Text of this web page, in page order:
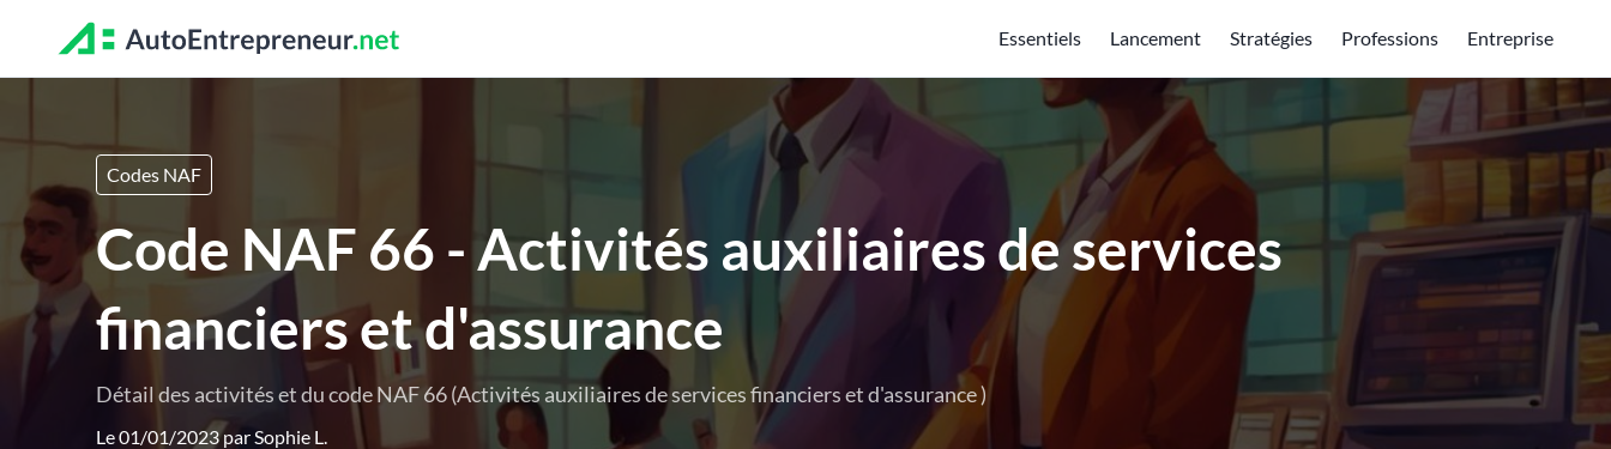
Essentiels Lancement Stratégies Professions Entreprise
Codes NAF
Code NAF 66 - Activités auxiliaires de services
financiers et d'assurance
Détail des activités et du code NAF 66 (Activités auxiliaires de services financiers et d'assurance )
Le 01/01/2023 parSophie L.